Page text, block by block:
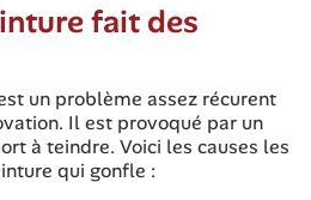
fait des
un problème assez récurent
Il est provoqué par un
à teindre. Voici les causes les
qui gonfle :